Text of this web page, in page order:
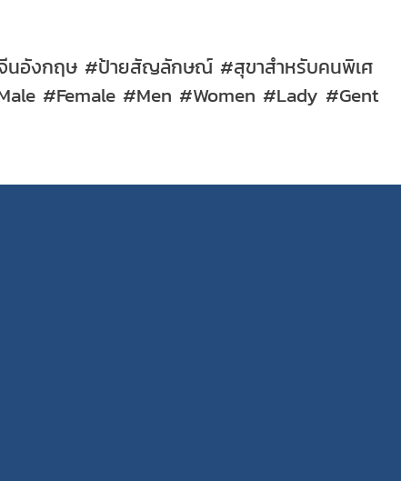
นอังกฤษ #ป้ายสัญลักษณ์ #สุขาสำหรับคนพิเศ
#Female #Men #Women #Lady #Gent